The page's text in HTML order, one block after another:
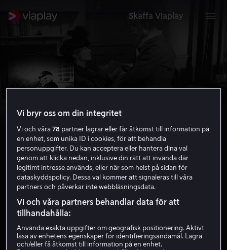
Skaffa Viaplay
The Elephant Man
8.2 Drama 1980 1 h 58 min
15 år
UHD
Hyr 49 kr
Vi bryr oss om din integritet
Vi och våra78 partner lagrar eller får åtkomst till information på
en enhet, som unika ID i cookies, för att behandla
personuppgifter. Du kan acceptera eller hantera dina val
genom att klicka nedan, inklusive din rätt att invända där
legitimt intresse används, eller när som helst på sidan för
dataskyddspolicy. Dessa val kommer att signaleras till våra
partners och påverkar inte webbläsningsdata.
Vi och våra partners behandlar data för att
tillhandahålla:
Använda exakta uppgifter om geografisk positionering. Aktivt
läsa av enhetens egenskaper för identifieringsändamål. Lagra
och/eller få åtkomst till information på en enhet.